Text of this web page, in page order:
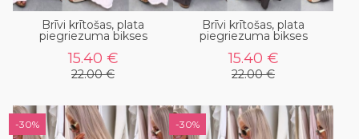
Brīvi krītošas, plata
piegriezuma bikses
15.40 €
22.00 €
Brīvi krītošas, plata
piegriezuma bikses
15.40 €
22.00 €
-30% -30%